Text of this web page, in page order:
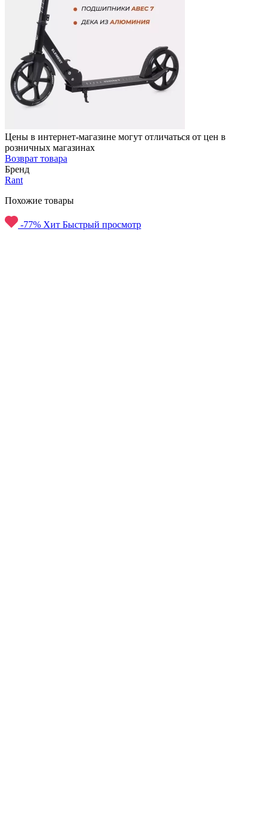
Цены в интернет-магазине могут отличаться от цен в
розничных магазинах
Возврат товара
Бренд
Rant
Похожие товары
-77% Хит Быстрый просмотр